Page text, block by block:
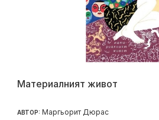
Материалният живот
АВТОР: Маргьорит Дюрас